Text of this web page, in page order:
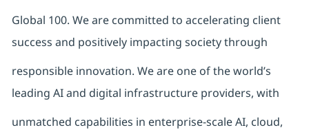
Global 100. We are committed to accelerating client
success and positively impacting society through
responsible innovation. We are one of the world’s
leading AI and digital infrastructure providers, with
unmatched capabilities in enterprise-scale AI, cloud,